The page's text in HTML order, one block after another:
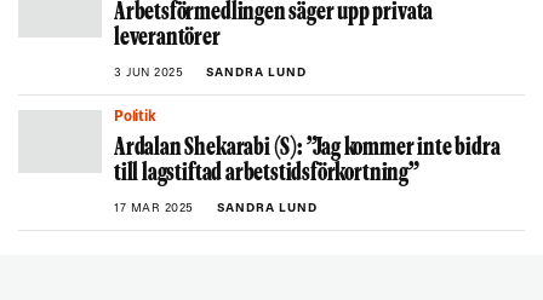
Arbetsförmedlingen säger upp privata
leverantörer
3 JUN 2025 SANDRA LUND
Politik
Ardalan Shekarabi (S): ”Jag kommer inte bidra
till lagstiftad arbetstidsförkortning”
17 MAR 2025 SANDRA LUND